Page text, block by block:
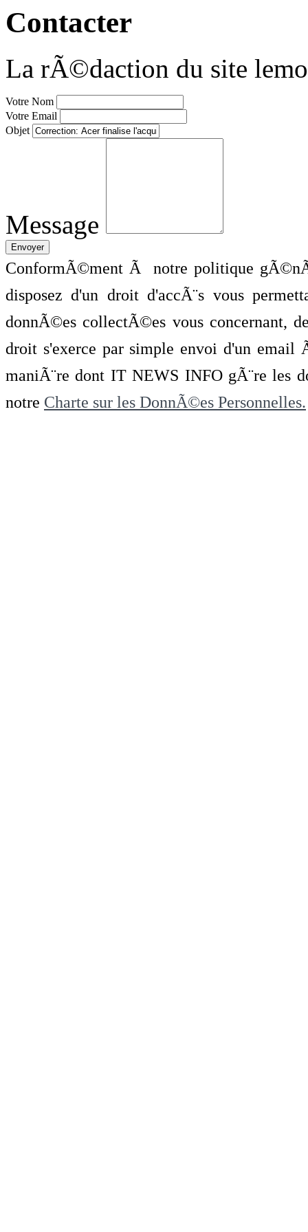
Contacter
La rÃ©daction du site
Votre Nom
Votre Email
Objet
Message
ConformÃ©ment Ã notre politique
disposez d'un droit d'accÃ¨s vous
donnÃ©es collectÃ©es vous concernant,
droit s'exerce par simple envoi d'un
maniÃ¨re dont IT NEWS INFO gÃ¨re les
notre Charte sur les DonnÃ©es Personnelles.